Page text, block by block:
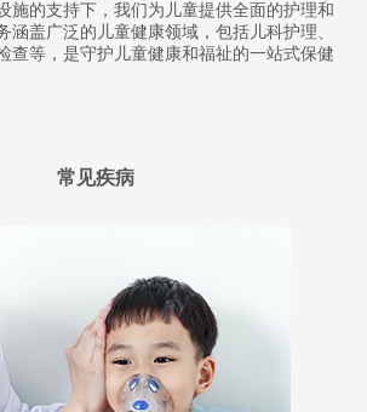
施的支持下，我们为儿童提供全面的护理和
涵盖广泛的儿童健康领域，包括儿科护理、
查等，是守护儿童健康和福祉的一站式保健
常见疾病